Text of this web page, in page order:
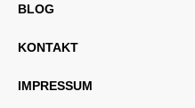
BLOG
KONTAKT
IMPRESSUM